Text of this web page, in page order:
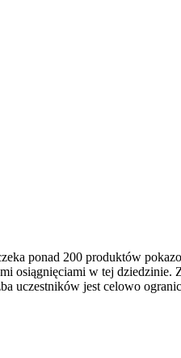
ponad 200 produktów
osiągnięciami w tej dziedzinie.
uczestników jest celowo